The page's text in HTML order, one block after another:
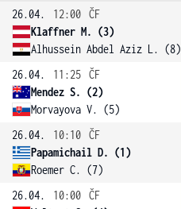
26.04. 12:00 ČF
Klaffner M. (3)
Alhussein Abdel Aziz L. (8)
26.04.
11:25 ČF
Mendez S. (2)
Morvayova V. (5)
26.04.
10:10 ČF
Papamichail D. (1)
Roemer C. (7)
26.04.
10:00 ČF